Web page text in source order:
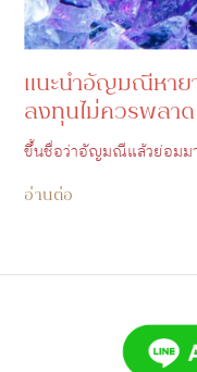
แนะนำอัญมณีหาย
ลงทุนไม่ควรพลาด
ขึ้นชื่อว่าอัญมณีแล้วย่อม
อ่านต่อ